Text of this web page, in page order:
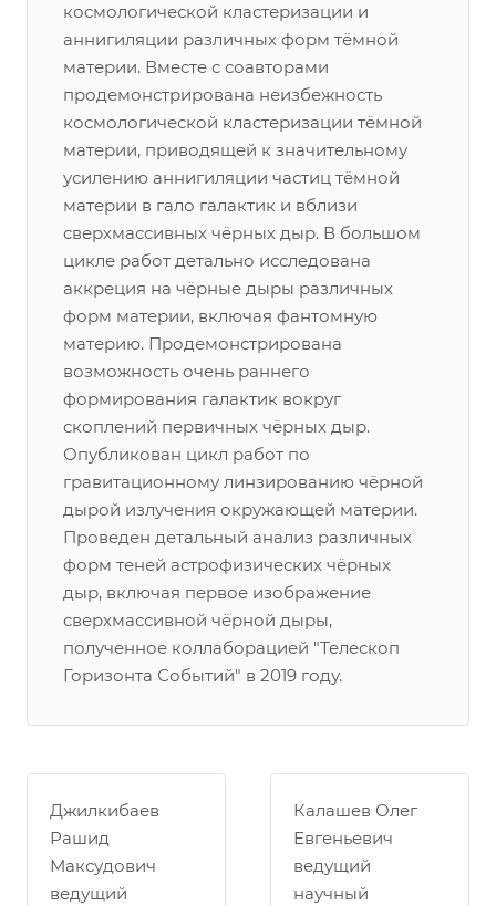
космологической кластеризации и
аннигиляции различных форм тёмной
материи. Вместе с соавторами
продемонстрирована неизбежность
космологической кластеризации тёмной
материи, приводящей к значительному
усилению аннигиляции частиц тёмной
материи в гало галактик и вблизи
сверхмассивных чёрных дыр. В большом
цикле работ детально исследована
аккреция на чёрные дыры различных
форм материи, включая фантомную
материю. Продемонстрирована
возможность очень раннего
формирования галактик вокруг
скоплений первичных чёрных дыр.
Опубликован цикл работ по
гравитационному линзированию чёрной
дырой излучения окружающей материи.
Проведен детальный анализ различных
форм теней астрофизических чёрных
дыр, включая первое изображение
сверхмассивной чёрной дыры,
полученное коллаборацией "Телескоп
Горизонта Событий" в 2019 году.
Джилкибаев
Рашид
Максудович
ведущий
Калашев Олег
Евгеньевич
ведущий
научный